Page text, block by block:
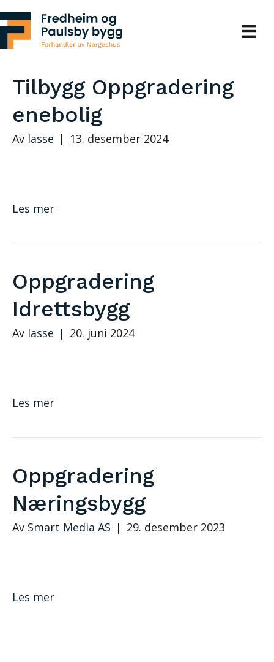
Tilbygg Oppgradering
enebolig
Av lasse | 13. desember 2024
Les mer
Oppgradering
Idrettsbygg
Av lasse | 20. juni 2024
Les mer
Oppgradering
Næringsbygg
Av Smart Media AS | 29. desember 2023
Les mer